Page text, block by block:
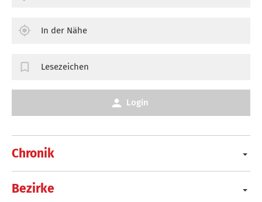
Chronik
Bezirke
In der Nähe
Lesezeichen
Login